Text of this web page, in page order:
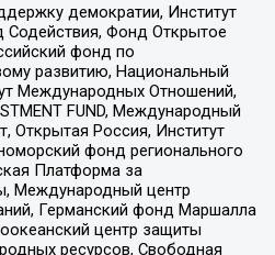
демократии, Институт
Фонд Открытое
фонд по
развитию, Национальный
Международных Отношений,
FUND, Международный
Открытая Россия, Институт
фонд регионального
Платформа за
Международный центр
Германский фонд Маршалла
центр защиты
ресурсов, Свободная